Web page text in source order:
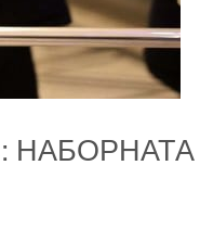
НАБОРНАТА